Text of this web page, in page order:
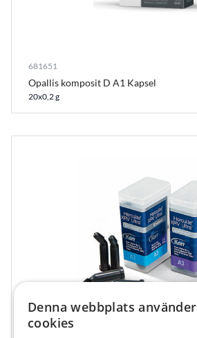
681651
Opallis komposit D A1 Kapsel
20x0,2 g
Denna webbplats använder
cookies